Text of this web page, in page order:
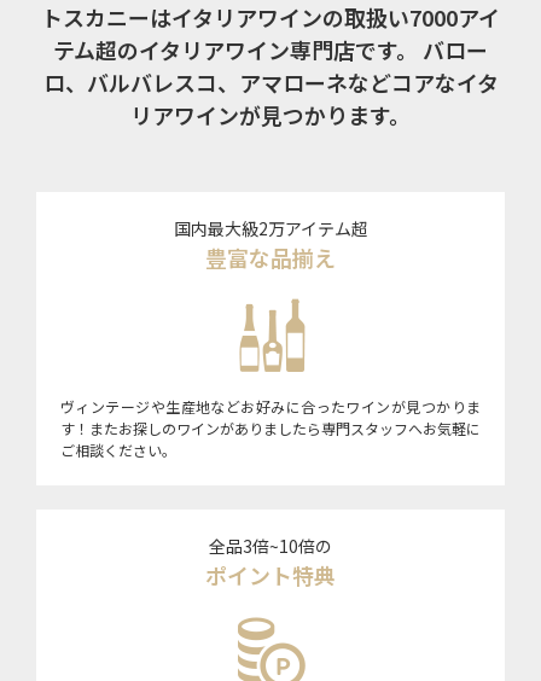
トスカニーはイタリアワインの取扱い7000アイ
テム超のイタリアワイン専門店です。
バロー
ロ、バルバレスコ、アマローネなどコアなイタ
リアワインが見つかります。
国内最大級2万アイテム超
豊富な品揃え
ヴィンテージや生産地などお好みに合ったワインが見つかりま
す！またお探しのワインがありましたら専門スタッフへお気軽に
ご相談ください。
全品3倍~10倍の
ポイント特典